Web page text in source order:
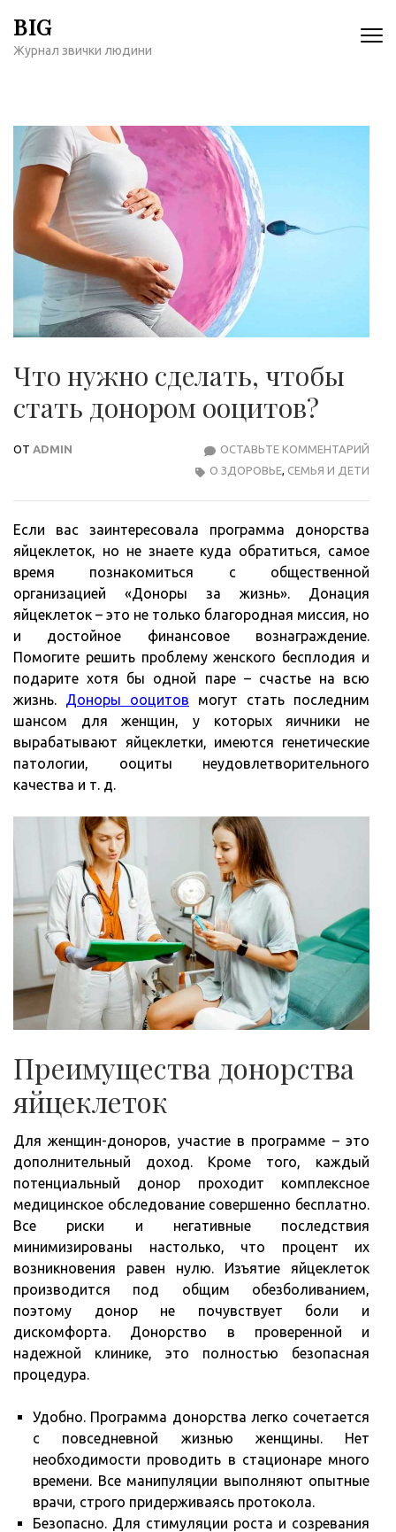
содержимому
BIG
Журнал звички людини
Что нужно сделать, чтобы
стать донором ооцитов?
ОТ ADMIN ОСТАВЬТЕ КОММЕНТАРИЙ
О ЗДОРОВЬЕ СЕМЬЯ И ДЕТИ
Если вас заинтересовала программа донорства
яйцеклеток, но не знаете куда обратиться, самое
время познакомиться с общественной
организацией «Доноры за жизнь». Донация
яйцеклеток – это не только благородная миссия, но
и достойное финансовое вознаграждение.
Помогите решить проблему женского бесплодия и
подарите хотя бы одной паре – счастье на всю
жизнь. Доноры ооцитов могут стать последним
шансом для женщин, у которых яичники не
вырабатывают яйцеклетки, имеются генетические
патологии, ооциты неудовлетворительного
качества и т. д.
Преимущества донорства
яйцеклеток
Для женщин-доноров, участие в программе – это
дополнительный доход. Кроме того, каждый
потенциальный донор проходит комплексное
медицинское обследование совершенно бесплатно.
Все риски и негативные последствия
минимизированы настолько, что процент их
возникновения равен нулю. Изъятие яйцеклеток
производится под общим обезболиванием,
поэтому донор не почувствует боли и
дискомфорта. Донорство в проверенной и
надежной клинике, это полностью безопасная
процедура.
Удобно. Программа донорства легко сочетается
с повседневной жизнью женщины. Нет
необходимости проводить в стационаре много
времени. Все манипуляции выполняют опытные
врачи, строго придерживаясь протокола.
Безопасно. Для стимуляции роста и созревания